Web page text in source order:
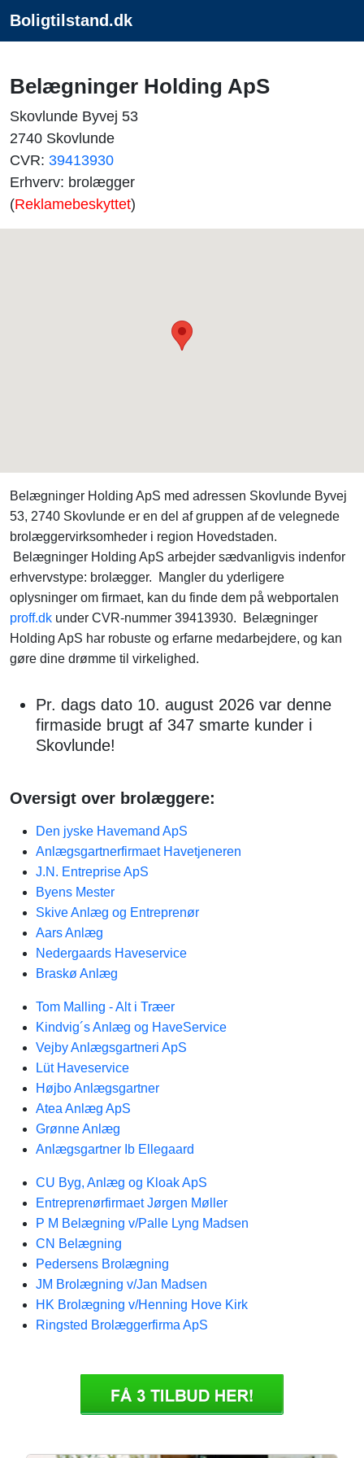
Boligtilstand.dk
Belægninger Holding ApS
Skovlunde Byvej 53
2740 Skovlunde
CVR: 39413930
Erhverv: brolægger
(Reklamebeskyttet)
Belægninger Holding ApS med adressen Skovlunde Byvej
53, 2740 Skovlunde er en del af gruppen af de velegnede
brolæggervirksomheder i region Hovedstaden.
Belægninger Holding ApS arbejder sædvanligvis indenfor
erhvervstype: brolægger. Mangler du yderligere
oplysninger om firmaet, kan du finde dem på webportalen
proff.dk under CVR-nummer 39413930. Belægninger
Holding ApS har robuste og erfarne medarbejdere, og kan
gøre dine drømme til virkelighed.
Pr. dags dato 10. august 2026 var denne
firmaside brugt af 347 smarte kunder i
Skovlunde!
Oversigt over brolæggere:
Den jyske Havemand ApS
Anlægsgartnerfirmaet Havetjeneren
J.N. Entreprise ApS
Byens Mester
Skive Anlæg og Entreprenør
Aars Anlæg
Nedergaards Haveservice
Braskø Anlæg
Tom Malling - Alt i Træer
Kindvig´s Anlæg og HaveService
Vejby Anlægsgartneri ApS
Lüt Haveservice
Højbo Anlægsgartner
Atea Anlæg ApS
Grønne Anlæg
Anlægsgartner Ib Ellegaard
CU Byg, Anlæg og Kloak ApS
Entreprenørfirmaet Jørgen Møller
P M Belægning v/Palle Lyng Madsen
CN Belægning
Pedersens Brolægning
JM Brolægning v/Jan Madsen
HK Brolægning v/Henning Hove Kirk
Ringsted Brolæggerfirma ApS